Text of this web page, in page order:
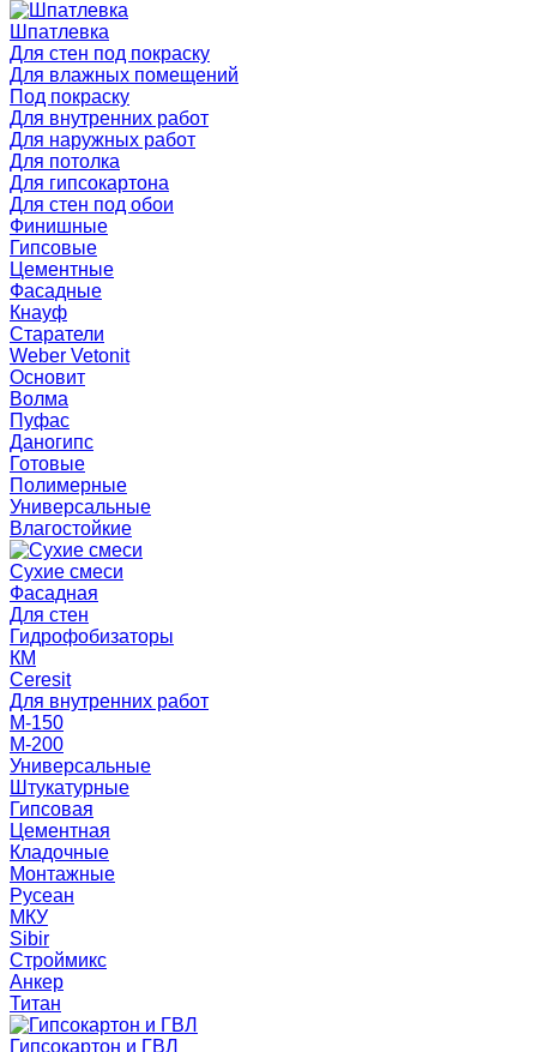
Шпатлевка
Для стен под покраску
Для влажных помещений
Под покраску
Для внутренних работ
Для наружных работ
Для потолка
Для гипсокартона
Для стен под обои
Финишные
Гипсовые
Цементные
Фасадные
Кнауф
Старатели
Weber Vetonit
Основит
Волма
Пуфас
Даногипс
Готовые
Полимерные
Универсальные
Влагостойкие
Сухие смеси
Фасадная
Для стен
Гидрофобизаторы
КМ
Ceresit
Для внутренних работ
М-150
М-200
Универсальные
Штукатурные
Гипсовая
Цементная
Кладочные
Монтажные
Русеан
МКУ
Sibir
Строймикс
Анкер
Титан
Гипсокартон и ГВЛ